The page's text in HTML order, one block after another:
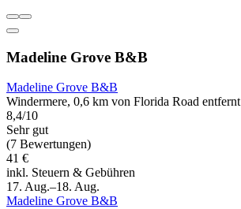
Madeline Grove B&B
Madeline Grove B&B
Windermere, 0,6 km von Florida Road entfernt
8,4/10
Sehr gut
(7 Bewertungen)
41 €
inkl. Steuern & Gebühren
17. Aug.–18. Aug.
Madeline Grove B&B